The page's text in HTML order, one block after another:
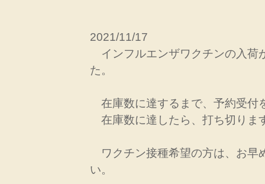
2021/11/17
インフルエンザワクチンの入荷
た。
在庫数に達するまで、予約受付
在庫数に達したら、打ち切りま
ワクチン接種希望の方は、お早
い。